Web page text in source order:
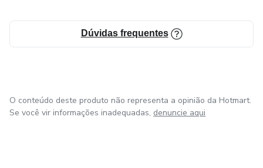
Dúvidas frequentes
O conteúdo deste produto não representa a opinião da Hotmart.
Se você vir informações inadequadas, denuncie aqui